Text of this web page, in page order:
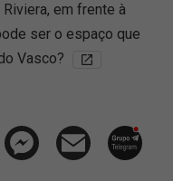
em frente à
ser o espaço que
Vasco?